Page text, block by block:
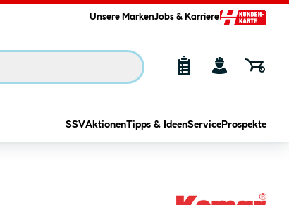
Unsere MarkenJobs & Karriere
SSVAktionenTipps & IdeenService Prospekte